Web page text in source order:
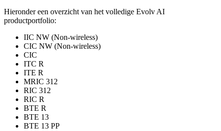
Hieronder een overzicht van het volledige Evolv AI
productportfolio:
IIC NW (Non-wireless)
CIC NW (Non-wireless)
CIC
ITC R
ITE R
MRIC 312
RIC 312
RIC R
BTE R
BTE 13
BTE 13 PP